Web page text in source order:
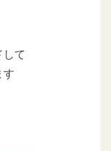
して
す